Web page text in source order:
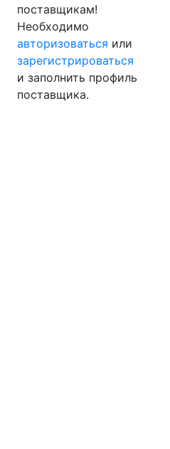
поставщикам!
Необходимо
авторизоваться или
зарегистрироваться
и заполнить профиль
поставщика.